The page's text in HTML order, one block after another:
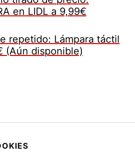
en LIDL a 9,99€
repetido: Lámpara táctil
(Aún disponible)